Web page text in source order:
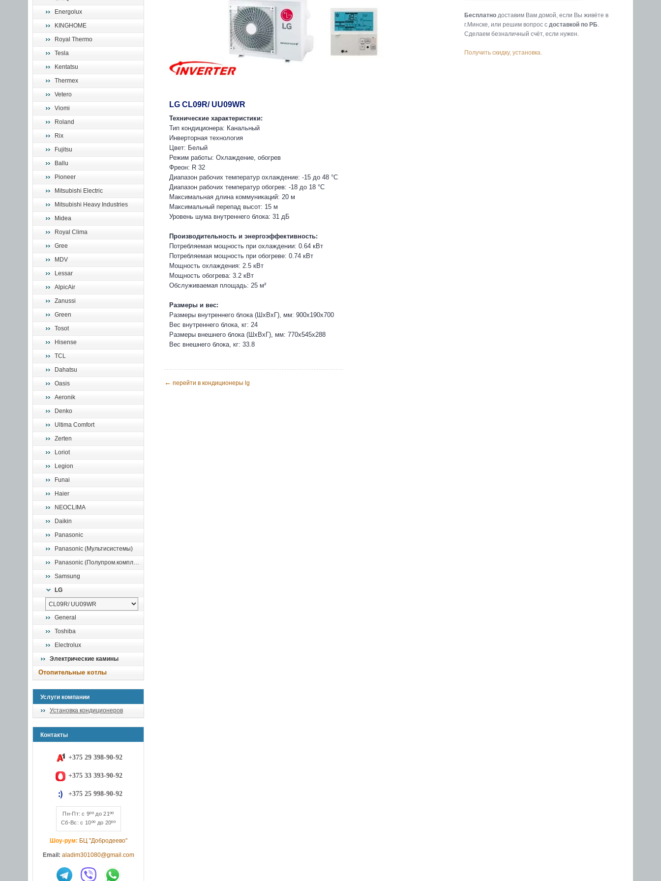
Energolux
KINGHOME
Royal Thermo
Tesla
Kentatsu
Thermex
Vetero
Viomi
Roland
Rix
Fujitsu
Ballu
Pioneer
Mitsubishi Electric
Mitsubishi Heavy Industries
Midea
Royal Clima
Gree
MDV
Lessar
AlpicAir
Zanussi
Green
Tosot
Hisense
TCL
Dahatsu
Oasis
Aeronik
Denko
Ultima Comfort
Zerten
Loriot
Legion
Funai
Haier
NEOCLIMA
Daikin
Panasonic
Panasonic (Мультисистемы)
Panasonic (Полупром.комплекты)
Samsung
LG
General
Toshiba
Electrolux
Электрические камины
Отопительные котлы
Услуги компании
Установка кондиционеров
Контакты
+375 29 398-90-92
+375 33 393-90-92
+375 25 998-90-92
Пн-Пт: с 9ºº до 21ºº
Сб-Вс: с 10ºº до 20ºº
Шоу-рум: БЦ "Добродеево"
Email: aladim301080@gmail.com
Бесплатнодоставим Вам домой, если Вы живёте в
г.Минске, или решим вопрос с доставкой по РБ.
Cделаем безналичный счёт, если нужен.
Получить скидку, установка.
LG CL09R/ UU09WR
Технические характеристики:
Тип кондиционера: Канальный
Инверторная технология
Цвет: Белый
Режим работы: Охлаждение, обогрев
Фреон: R 32
Диапазон рабочих температур охлаждение: -15 до 48 °С
Диапазон рабочих температур обогрев: -18 до 18 °С
Максимальная длина коммуникаций: 20 м
Максимальный перепад высот: 15 м
Уровень шума внутреннего блока: 31 дБ
Производительность и энергоэффективность:
Потребляемая мощность при охлаждении: 0.64 кВт
Потребляемая мощность при обогреве: 0.74 кВт
Мощность охлаждения: 2.5 кВт
Мощность обогрева: 3.2 кВт
Обслуживаемая площадь: 25 м²
Размеры и вес:
Размеры внутреннего блока (ШхВхГ), мм: 900х190х700
Вес внутреннего блока, кг: 24
Размеры внешнего блока (ШхВхГ), мм: 770х545х288
Вес внешнего блока, кг: 33.8
← перейти в кондиционеры lg